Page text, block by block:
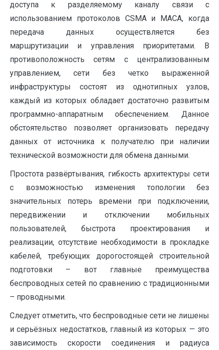
доступа к разделяемому каналу связи с
использованием протоколов CSMA и MACA, когда
передача данных осуществляется без
маршрутизации и управления приоритетами. В
противоположность сетям с централизованным
управлением, сети без четко выраженной
инфраструктуры состоят из однотипных узлов,
каждый из которых обладает достаточно развитым
программно-аппаратным обеспечением. Данное
обстоятельство позволяет организовать передачу
данных от источника к получателю при наличии
технической возможности для обмена данными.
Простота развёртывания, гибкость архитектуры сети
с возможностью изменения топологии без
значительных потерь времени при подключении,
передвижении и отключении мобильных
пользователей, быстрота проектирования и
реализации, отсутствие необходимости в прокладке
кабелей, требующих дорогостоящей строительной
подготовки – вот главные преимущества
беспроводных сетей по сравнению с традиционными
– проводными.
Следует отметить, что беспроводные сети не лишены
и серьёзных недостатков, главный из которых — это
зависимость скорости соединения и радиуса